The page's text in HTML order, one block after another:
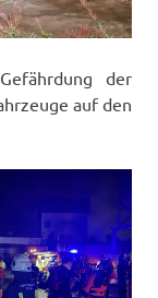
der
auf den